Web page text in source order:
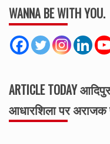
WANNA BE WITH YOU.
ARTICLE TODAY
आधारशिला पर अराजक